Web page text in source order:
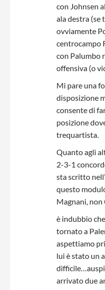
con Johnsen
ala destra (se
ovviamente
centrocampo
con Palumbo
offensiva (o
Mi pare una
disposizione
consente di
posizione
trequartista.
Quanto agli
2-3-1
sta scritto
questo
Magnani, non
è indubbio
tornato a
aspettiamo
lui è stato un
arrivato due